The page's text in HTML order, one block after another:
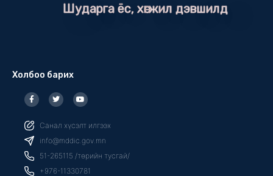
Шударга ёс, хөгжил дэвшилд
Холбоо барих
F
a
c
b
o
o
k
f
T
w
i
t
r
Y
o
u
u
e
Санал хүсэлт илгээх
info@mddic.gov.mn
51-265115 /төрийн тусгай/
+976-11330781